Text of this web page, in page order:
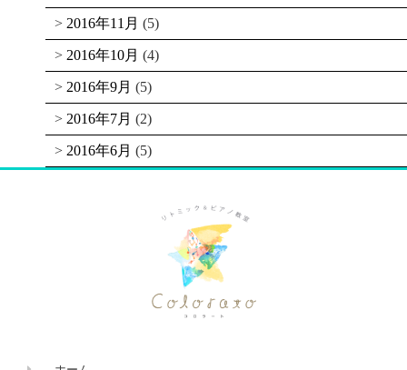
2016年11月 (5)
2016年10月 (4)
2016年9月 (5)
2016年7月 (2)
2016年6月 (5)